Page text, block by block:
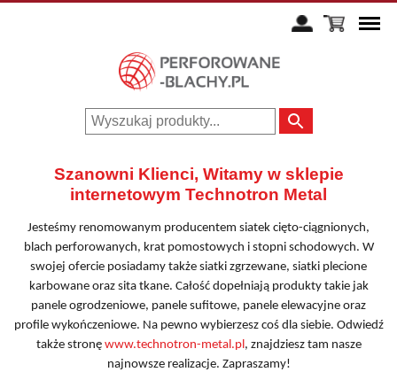
Szanowni Klienci, Witamy w sklepie
internetowym Technotron Metal
Jesteśmy renomowanym producentem siatek cięto-ciągnionych,
blach perforowanych, krat pomostowych i stopni schodowych. W
swojej ofercie posiadamy także siatki zgrzewane, siatki plecione
karbowane oraz sita tkane. Całość dopełniają produkty takie jak
panele ogrodzeniowe, panele sufitowe, panele elewacyjne oraz
profile wykończeniowe. Na pewno wybierzesz coś dla siebie. Odwiedź
także stronę www.technotron-metal.pl, znajdziesz tam nasze
najnowsze realizacje. Zapraszamy!